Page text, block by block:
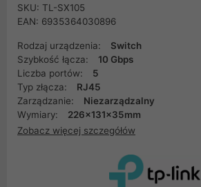
SKU: TL-SX105
EAN: 6935364030896
Rodzaj urządzenia:
Switch
Szybkość łącza:
10 Gbps
Liczba portów:
5
Typ złącza:
RJ45
Zarządzanie:
Niezarządzalny
Wymiary:
226x131x35mm
Zobacz więcej szczegółów